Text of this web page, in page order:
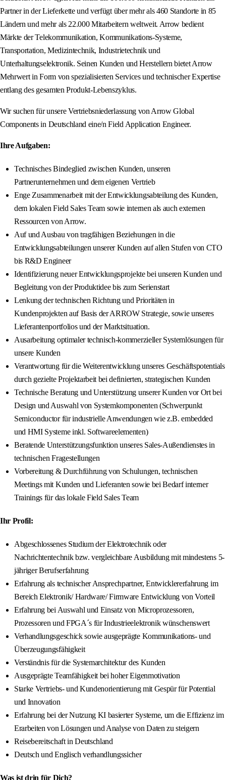
Partner in der Lieferkette und verfügt über mehr als 460 Standorte in 85
Ländern und mehr als 22.000 Mitarbeitern weltweit. Arrow bedient
Märkte der Telekommunikation, Kommunikations-Systeme,
Transportation, Medizintechnik, Industrietechnik und
Unterhaltungselektronik. Seinen Kunden und Herstellern bietet Arrow
Mehrwert in Form von spezialisierten Services und technischer Expertise
entlang des gesamten Produkt-Lebenszyklus.
Wir suchen für unsere Vertriebsniederlassung von Arrow Global
Components in Deutschland eine/n Field Application Engineer.
Ihre Aufgaben:
Technisches Bindeglied zwischen Kunden, unseren
Partnerunternehmen und dem eigenen Vertrieb
Enge Zusammenarbeit mit der Entwicklungsabteilung des Kunden,
dem lokalen Field Sales Team sowie internen als auch externen
Ressourcen von Arrow.
Auf und Ausbau von tragfähigen Beziehungen in die
Entwicklungsabteilungen unserer Kunden auf allen Stufen von CTO
bis R&D Engineer
Identifizierung neuer Entwicklungsprojekte bei unseren Kunden und
Begleitung von der Produktidee bis zum Serienstart
Lenkung der technischen Richtung und Prioritäten in
Kundenprojekten auf Basis der ARROW Strategie, sowie unseres
Lieferantenportfolios und der Marktsituation.
Ausarbeitung optimaler technisch-kommerzieller Systemlösungen für
unsere Kunden
Verantwortung für die Weiterentwicklung unseres Geschäftspotentials
durch gezielte Projektarbeit bei definierten, strategischen Kunden
Technische Beratung und Unterstützung unserer Kunden vor Ort bei
Design und Auswahl von Systemkomponenten (Schwerpunkt
Semiconductor für industrielle Anwendungen wie z.B. embedded
und HMI Systeme inkl. Softwareelementen)
Beratende Unterstützungsfunktion unseres Sales-Außendienstes in
technischen Fragestellungen
Vorbereitung & Durchführung von Schulungen, technischen
Meetings mit Kunden und Lieferanten sowie bei Bedarf interner
Trainings für das lokale Field Sales Team
Ihr Profil:
Abgeschlossenes Studium der Elektrotechnik oder
Nachrichtentechnik bzw. vergleichbare Ausbildung mit mindestens 5-
jähriger Berufserfahrung
Erfahrung als technischer Ansprechpartner, Entwicklererfahrung im
Bereich Elektronik/ Hardware/ Firmware Entwicklung von Vorteil
Erfahrung bei Auswahl und Einsatz von Microprozessoren,
Prozessoren und FPGA´s für Industrieelektronik wünschenswert
Verhandlungsgeschick sowie ausgeprägte Kommunikations- und
Überzeugungsfähigkeit
Verständnis für die Systemarchitektur des Kunden
Ausgeprägte Teamfähigkeit bei hoher Eigenmotivation
Starke Vertriebs- und Kundenorientierung mit Gespür für Potential
und Innovation
Erfahrung bei der Nutzung KI basierter Systeme, um die Effizienz im
Erarbeiten von Lösungen und Analyse von Daten zu steigern
Reisebereitschaft in Deutschland
Deutsch und Englisch verhandlungssicher
Was ist drin für Dich?